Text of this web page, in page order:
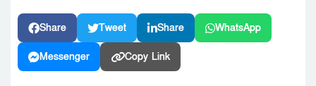
Share Tweet Share WhatsApp
Messenger Copy Link